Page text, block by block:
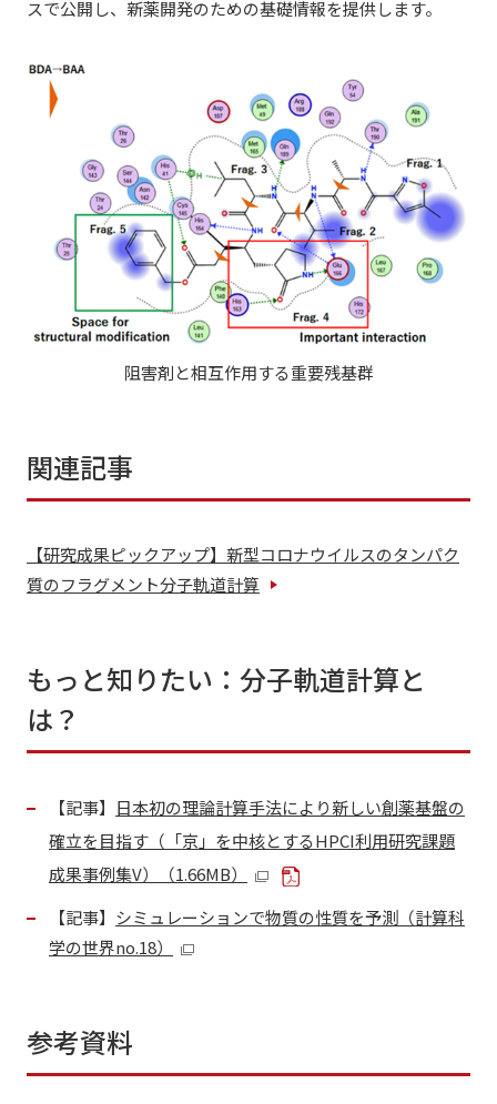
スで公開し、新薬開発のための基礎情報を提供します。
阻害剤と相互作用する重要残基群
関連記事
【研究成果ピックアップ】新型コロナウイルスのタンパク
質のフラグメント分子軌道計算
もっと知りたい：分子軌道計算と
は？
【記事】 日本初の理論計算手法により新しい創薬基盤の
確立を目指す（「京」を中核とするHPCI利用研究課題
成果事例集V）（1.66MB）
【記事】 シミュレーションで物質の性質を予測（計算科
学の世界no.18）
参考資料